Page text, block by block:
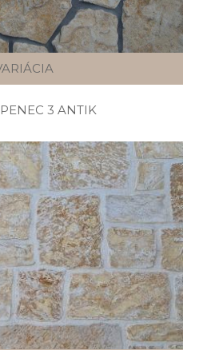
3 ANTIK